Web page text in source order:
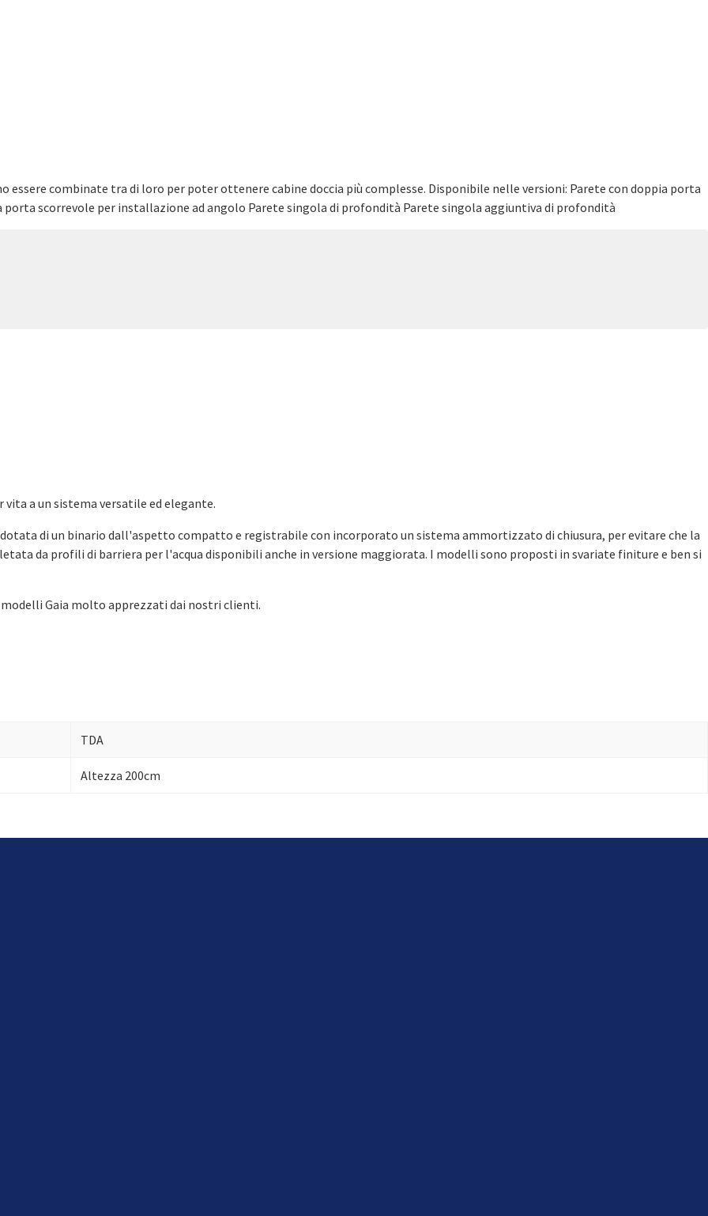
essere combinate tra di loro per poter ottenere cabine doccia più complesse. Disponibile nelle versioni: Parete con doppia porta
scorrevole per installazione ad angolo Parete singola di profondità Parete singola aggiuntiva di profondità
a un sistema versatile ed elegante.
di un binario dall'aspetto compatto e registrabile con incorporato un sistema ammortizzato di chiusura, per evitare che la
da profili di barriera per l'acqua disponibili anche in versione maggiorata. I modelli sono proposti in svariate finiture e ben si
Gaia molto apprezzati dai nostri clienti.
TDA
Altezza 200cm